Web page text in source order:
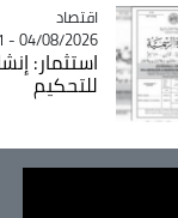
Catégorie
اقتصاد
04/08/2026 - 17:31
استثمار:
للتحكيم